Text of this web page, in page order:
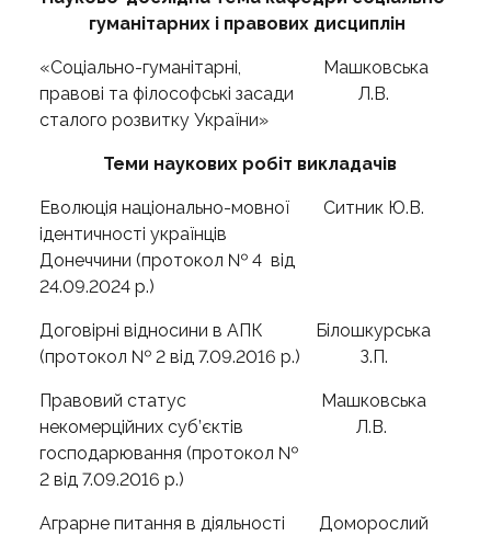
гуманітарних і правових дисциплін
«Соціально-гуманітарні,
правові та філософські засади
сталого розвитку України»
Машковська
Л.В.
Теми наукових робіт викладачів
Еволюція національно-мовної
ідентичності українців
Донеччини (протокол № 4 від
24.09.2024 р.)
Ситник Ю.В.
Договірні відносини в АПК
(протокол № 2 від 7.09.2016 р.)
Білошкурська
З.П.
Правовий статус
некомерційних суб’єктів
господарювання (протокол №
2 від 7.09.2016 р.)
Машковська
Л.В.
Аграрне питання в діяльності
Доморослий